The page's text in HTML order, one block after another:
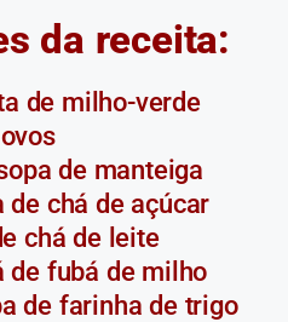
da receita:
de milho-verde
de manteiga
de chá de açúcar
chá de leite
de fubá de milho
de farinha de trigo